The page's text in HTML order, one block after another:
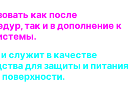
как после
так и в дополнение к
служит в качестве
для защиты и питания